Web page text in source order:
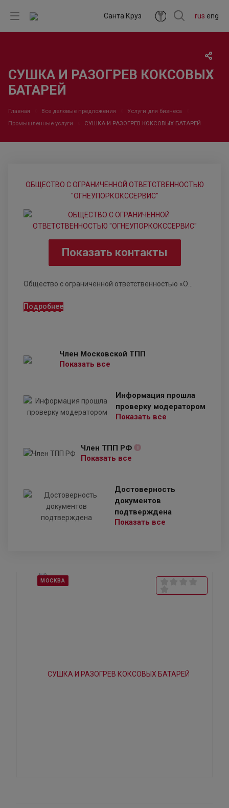
rus eng
Санта Круз
СУШКА И РАЗОГРЕВ КОКСОВЫХ
БАТАРЕЙ
Главная Все деловые предложения
Услуги для бизнеса
Промышленные услуги
СУШКА И РАЗОГРЕВ КОКСОВЫХ БАТАРЕЙ
ОБЩЕСТВО С ОГРАНИЧЕННОЙ ОТВЕТСТВЕННОСТЬЮ
"ОГНЕУПОРКОКССЕРВИС"
Показать контакты
Общество с ограниченной ответственностью «О...
Подробнее
Член Московской ТПП
Показать все
Информация прошла
проверку модератором
Показать все
Член ТПП РФ i
Показать все
Достоверность
документов
подтверждена
Показать все
МОСКВА